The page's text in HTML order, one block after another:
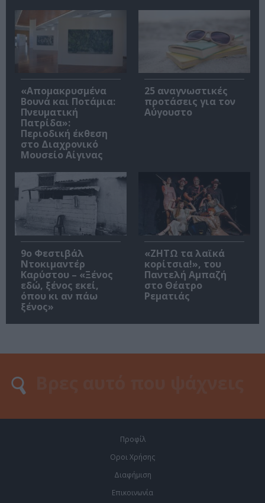
«Απομακρυσμένα
Βουνά και Ποτάμια:
Πνευματική
Πατρίδα»:
Περιοδική έκθεση
στο Διαχρονικό
Μουσείο Αίγινας
25 αναγνωστικές
προτάσεις για τον
Αύγουστο
9ο Φεστιβάλ
Ντοκιμαντέρ
Καρύστου – «Ξένος
εδώ, ξένος εκεί,
όπου κι αν πάω
ξένος»
«ΖΗΤΩ τα λαϊκά
κορίτσια!», του
Παντελή Αμπαζή
στο Θέατρο
Ρεματιάς
Προφίλ
Οροι Χρήσης
Διαφήμιση
Επικοινωνία